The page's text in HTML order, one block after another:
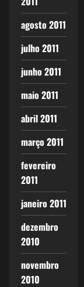
agosto 2011
julho 2011
junho 2011
maio 2011
abril 2011
março 2011
fevereiro
2011
janeiro 2011
dezembro
2010
novembro
2010